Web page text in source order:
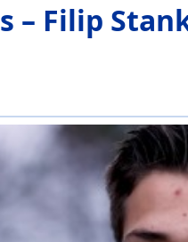
– Filip